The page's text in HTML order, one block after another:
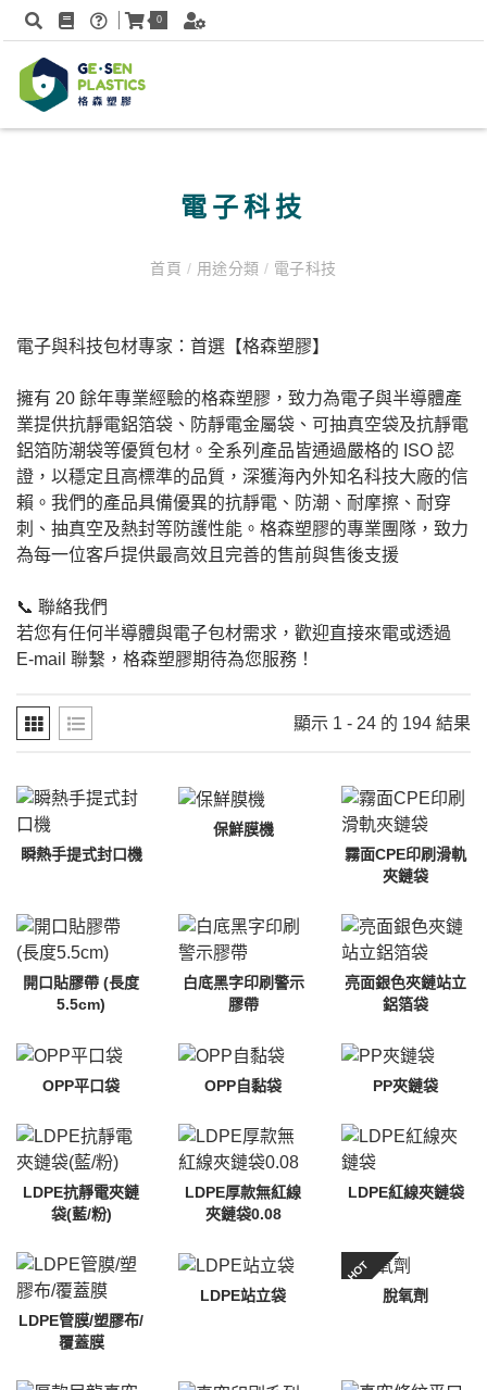
0
電子科技
首頁 / 用途分類 / 電子科技
電子與科技包材專家：首選【格森塑膠】
擁有 20 餘年專業經驗的格森塑膠，致力為電子與半導體產
業提供抗靜電鋁箔袋、防靜電金屬袋、可抽真空袋及抗靜電
鋁箔防潮袋等優質包材。全系列產品皆通過嚴格的 ISO 認
證，以穩定且高標準的品質，深獲海內外知名科技大廠的信
賴。我們的產品具備優異的抗靜電、防潮、耐摩擦、耐穿
刺、抽真空及熱封等防護性能。格森塑膠的專業團隊，致力
為每一位客戶提供最高效且完善的售前與售後支援
📞 聯絡我們
若您有任何半導體與電子包材需求，歡迎直接來電或透過
E-mail 聯繫，格森塑膠期待為您服務！
顯示 1 - 24 的 194 結果
瞬熱手提式封口機
保鮮膜機
霧面CPE印刷滑軌
夾鏈袋
開口貼膠帶 (長度
5.5cm)
白底黑字印刷警示
膠帶
亮面銀色夾鏈站立
鋁箔袋
OPP平口袋 OPP自黏袋 PP夾鏈袋
LDPE抗靜電夾鏈
袋(藍/粉)
LDPE厚款無紅線
夾鏈袋0.08
LDPE紅線夾鏈袋
LDPE管膜/塑膠布/
覆蓋膜
LDPE站立袋
HOT
脫氧劑